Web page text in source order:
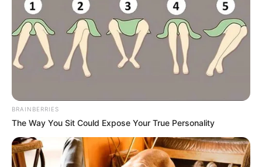
BRAINBERRIES
The Way You Sit Could Expose Your True Personality